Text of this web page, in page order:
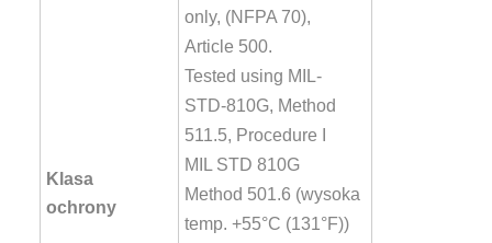
Klasa
ochrony
only, (NFPA 70),
Article 500.
Tested using MIL-
STD-810G, Method
511.5, Procedure I
MIL STD 810G
Method 501.6 (wysoka
temp. +55°C (131°F))